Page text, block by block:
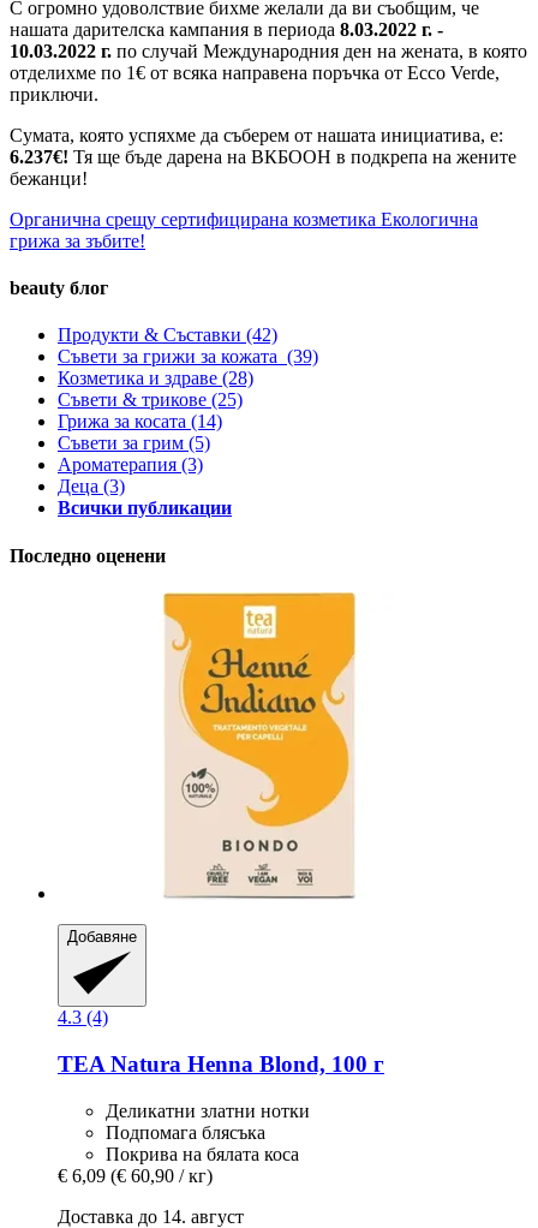
С огромно удоволствие бихме желали да ви съобщим, че
нашата дарителска кампания в периода 8.03.2022 г. -
10.03.2022 г. по случай Международния ден на жената, в която
отделихме по 1€ от всяка направена поръчка от Ecco Verde,
приключи.
Сумата, която успяхме да съберем от нашата инициатива, e:
6.237€! Тя ще бъде дарена на ВКБООН в подкрепа на жените
бежанци!
Органична срещу сертифицирана козметика Екологична
грижа за зъбите!
beauty блог
Продукти & Съставки (42)
Съвети за грижи за кожата (39)
Козметика и здраве (28)
Съвети & трикове (25)
Грижа за косата (14)
Съвети за грим (5)
Ароматерапия (3)
Деца (3)
Всички публикации
Последно оценени
Добавяне
4.3 (4)
TEA Natura Henna Blond, 100 г
Деликатни златни нотки
Подпомага блясъка
Покрива на бялата коса
€ 6,09 (€ 60,90 / кг)
Доставка до 14. август